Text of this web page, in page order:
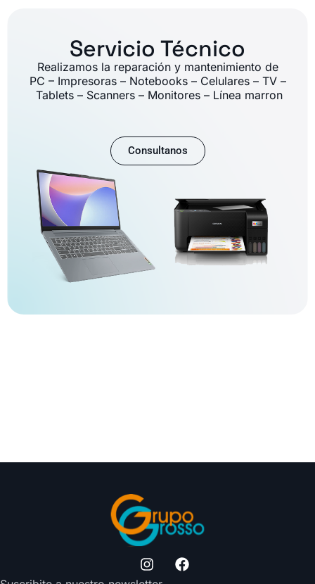
Servicio Técnico
Realizamos la reparación y mantenimiento de
PC – Impresoras – Notebooks – Celulares – TV –
Tablets – Scanners – Monitores – Línea marron
Consultanos